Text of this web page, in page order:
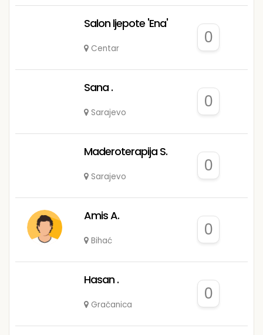
Salon ljepote 'Ena'
Centar
0
Sana .
Sarajevo
0
Maderoterapija S.
Sarajevo
0
Amis A.
Bihać
0
Hasan .
Gračanica
0